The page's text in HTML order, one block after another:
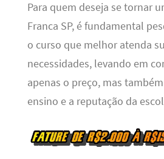
Para quem deseja se tornar
Franca SP, é fundamental
o curso que melhor atenda
necessidades, levando em
apenas o preço, mas
ensino e a reputação da